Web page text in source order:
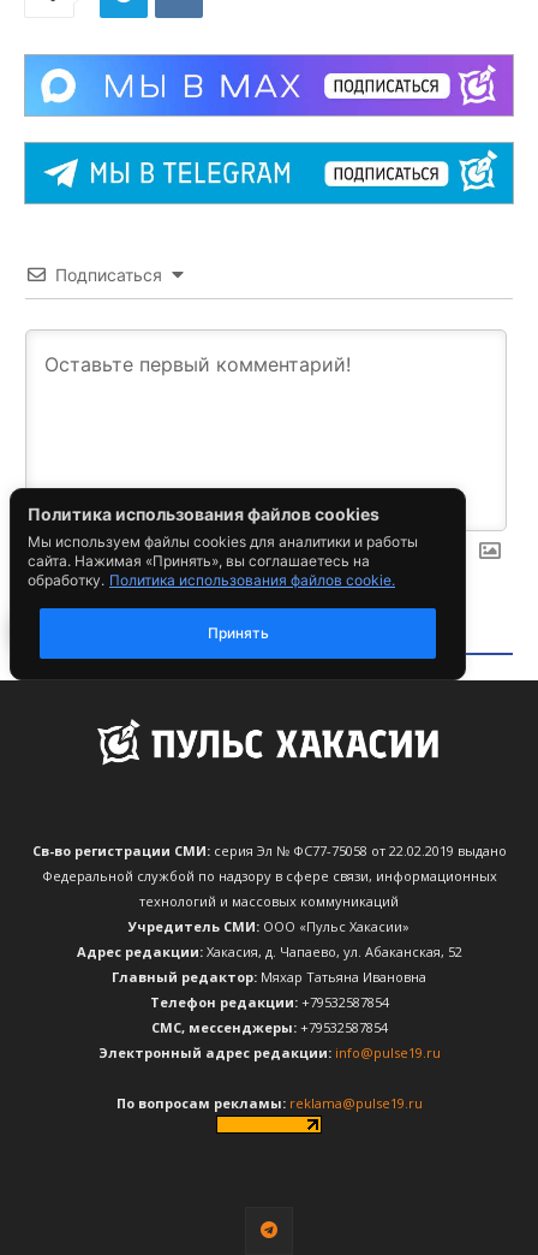
Св-во регистрации СМИ:серия Эл № ФС77-75058 от 22.02.2019 выдано
Федеральной службой по надзору в сфере связи, информационных
технологий и массовых коммуникаций
Учредитель СМИ: ООО «Пульс Хакасии»
Адрес редакции:Хакасия, д. Чапаево, ул. Абаканская, 52
Главный редактор: Мяхар Татьяна Ивановна
Телефон редакции:+79532587854
CМС, мессенджеры:+79532587854
Электронный адрес редакции: info@pulse19.ru
По вопросам рекламы: reklama@pulse19.ru